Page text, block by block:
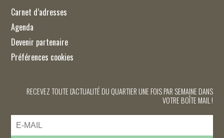
Carnet d’adresses
Agenda
Devenir partenaire
Préférences cookies
RECEVEZ TOUTE L'ACTUALITÉ DU QUARTIER UNE FOIS PAR SEMAINE DANS
VOTRE BOÎTE MAIL !